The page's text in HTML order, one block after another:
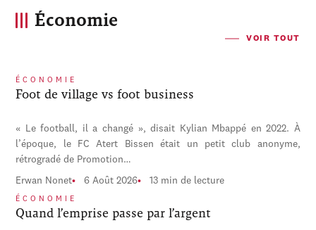
Économie
VOIR TOUT
ÉCONOMIE
Foot de village vs foot business
« Le football, il a changé », disait Kylian Mbappé en 2022. À
l’époque, le FC Atert Bissen était un petit club anonyme,
rétrogradé de Promotion…
Erwan Nonet 6 Août 2026 13 min de lecture
ÉCONOMIE
Quand l’emprise passe par l’argent